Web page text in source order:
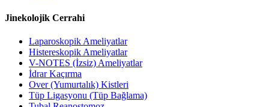
Jinekolojik Cerrahi
Laparoskopik Ameliyatlar
Histereskopik Ameliyatlar
V-NOTES (İzsiz) Ameliyatlar
İdrar Kaçırma
Over (Yumurtalık) Kistleri
Tüp Ligasyonu (Tüp Bağlama)